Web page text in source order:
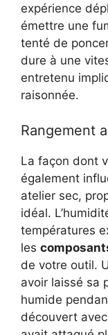
expérience
émettre une
tenté de
dure à une
entretenu
raisonnée.
Rangement
La façon dont
également
atelier sec,
idéal.
températures
les
de votre outil.
avoir laissé sa
humide
découvert